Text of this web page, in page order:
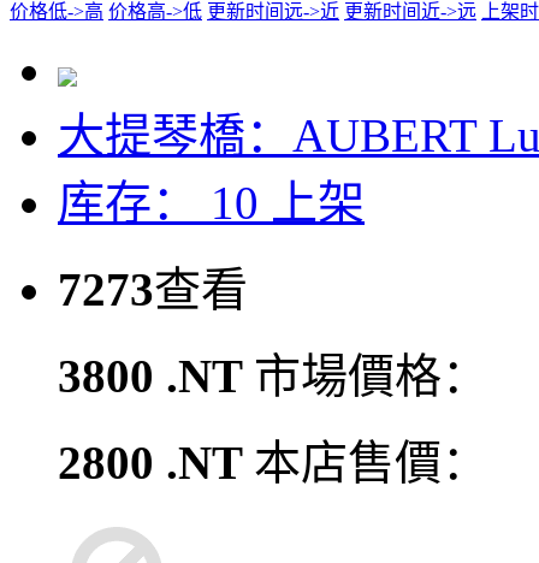
价格低->高 价格高->低 更新时间远->近 更新时间近->远 上架
大提琴橋：AUBERT
库存： 10
上架
7273查看
3800 .NT 市場價格：
2800 .NT 本店售價：